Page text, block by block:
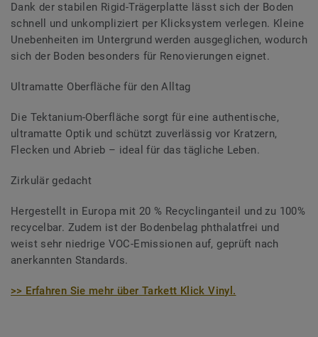
Dank der stabilen Rigid-Trägerplatte lässt sich der Boden
schnell und unkompliziert per Klicksystem verlegen. Kleine
Unebenheiten im Untergrund werden ausgeglichen, wodurch
sich der Boden besonders für Renovierungen eignet.
Ultramatte Oberfläche für den Alltag
Die Tektanium-Oberfläche sorgt für eine authentische,
ultramatte Optik und schützt zuverlässig vor Kratzern,
Flecken und Abrieb – ideal für das tägliche Leben.
Zirkulär gedacht
Hergestellt in Europa mit 20 % Recyclinganteil und zu 100%
recycelbar. Zudem ist der Bodenbelag phthalatfrei und
weist sehr niedrige VOC-Emissionen auf, geprüft nach
anerkannten Standards.
>> Erfahren Sie mehr über Tarkett Klick Vinyl.